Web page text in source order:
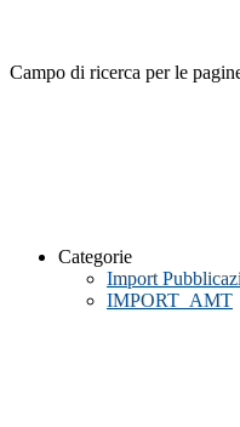
Campo di ricerca per le
Categorie
Import
IMPORT_AMT